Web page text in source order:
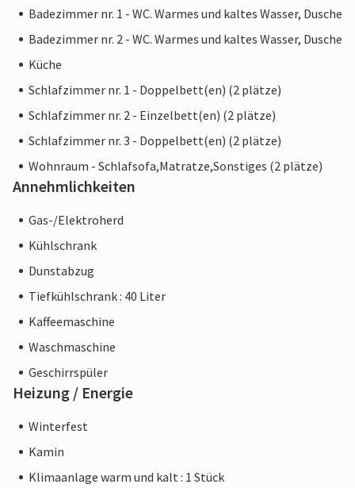
Badezimmer nr. 1 - WC. Warmes und kaltes Wasser, Dusche
Badezimmer nr. 2 - WC. Warmes und kaltes Wasser, Dusche
Küche
Schlafzimmer nr. 1 - Doppelbett(en) (2 plätze)
Schlafzimmer nr. 2 - Einzelbett(en) (2 plätze)
Schlafzimmer nr. 3 - Doppelbett(en) (2 plätze)
Wohnraum - Schlafsofa,Matratze,Sonstiges (2 plätze)
Annehmlichkeiten
Gas-/Elektroherd
Kühlschrank
Dunstabzug
Tiefkühlschrank : 40 Liter
Kaffeemaschine
Waschmaschine
Geschirrspüler
Heizung / Energie
Winterfest
Kamin
Klimaanlage warm und kalt : 1 Stück